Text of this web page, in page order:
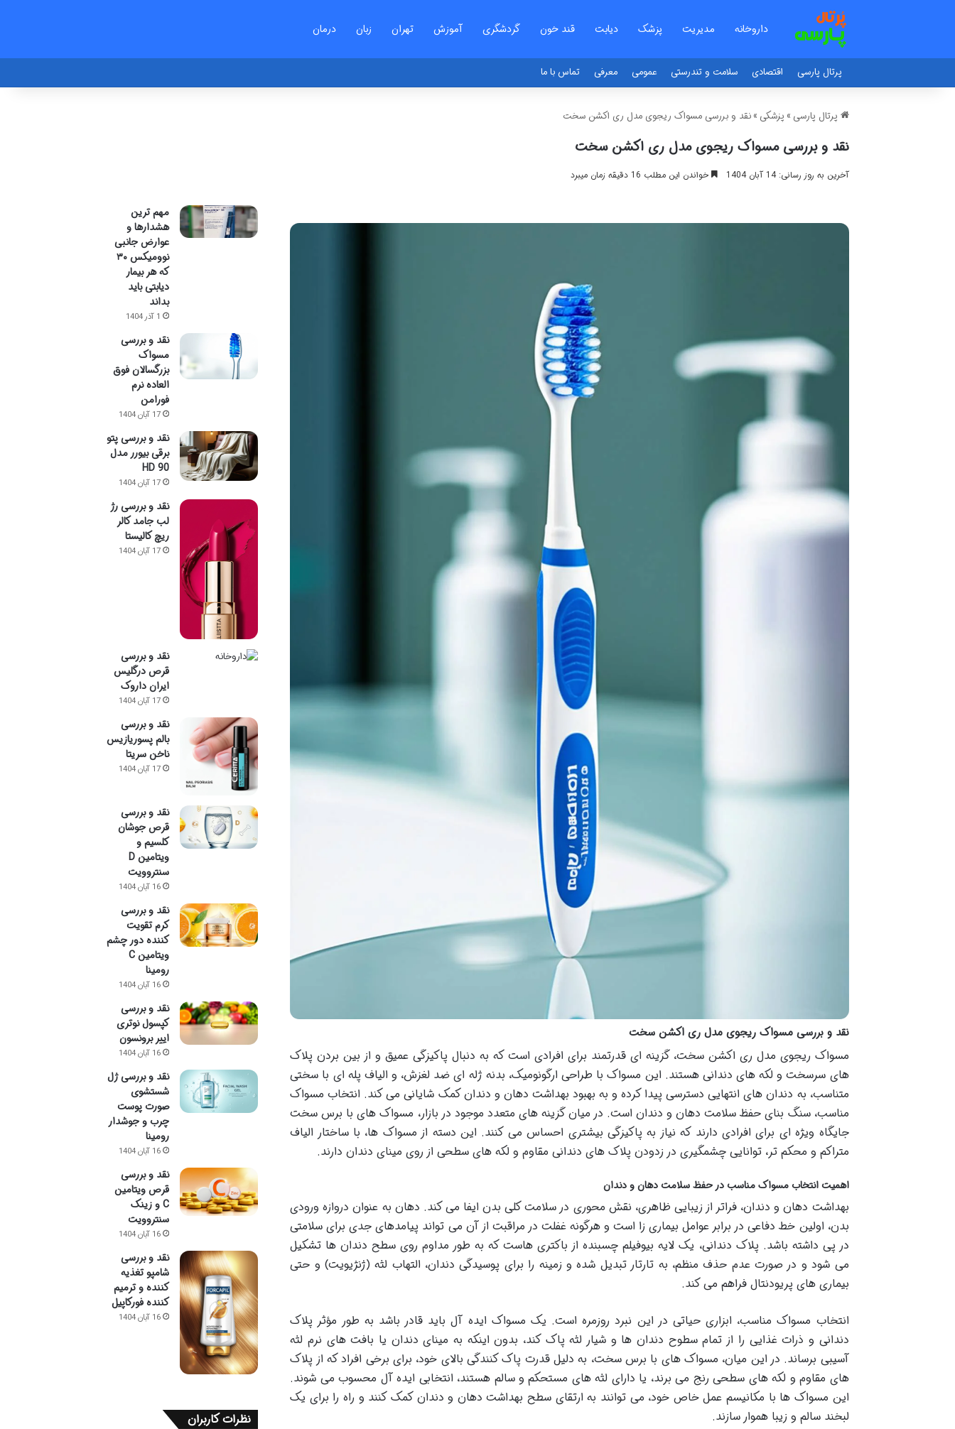
داروخانه مدیریت پزشک دیابت قند خون گردشگری آموزش تهران زبان درمان
پرتال پارسی اقتصادی سلامت و تندرستی عمومی معرفی تماس با ما
پرتال پارسی » پزشکی » نقد و بررسی مسواک ریجوی مدل ری اکشن سخت
نقد و بررسی مسواک ریجوی مدل ری اکشن سخت
آخرین به روز رسانی: 14 آبان 1404 خواندن این مطلب 16 دقیقه زمان میبرد
نقد و بررسی مسواک ریجوی مدل ری اکشن سخت
مسواک ریجوی مدل ری اکشن سخت، گزینه ای قدرتمند برای افرادی است که به دنبال پاکیزگی عمیق و از بین بردن پلاک
های سرسخت و لکه های دندانی هستند. این مسواک با طراحی ارگونومیک، بدنه ژله ای ضد لغزش، و الیاف پله ای با سختی
متناسب، به دندان های انتهایی دسترسی پیدا کرده و به بهبود بهداشت دهان و دندان کمک شایانی می کند. انتخاب مسواک
مناسب، سنگ بنای حفظ سلامت دهان و دندان است. در میان گزینه های متعدد موجود در بازار، مسواک های با برس سخت
جایگاه ویژه ای برای افرادی دارند که نیاز به پاکیزگی بیشتری احساس می کنند. این دسته از مسواک ها، با ساختار الیاف
متراکم و محکم تر، توانایی چشمگیری در زدودن پلاک های دندانی مقاوم و لکه های سطحی از روی مینای دندان دارند.
اهمیت انتخاب مسواک مناسب در حفظ سلامت دهان و دندان
بهداشت دهان و دندان، فراتر از زیبایی ظاهری، نقش محوری در سلامت کلی بدن ایفا می کند. دهان به عنوان دروازه ورودی
بدن، اولین خط دفاعی در برابر عوامل بیماری زا است و هرگونه غفلت در مراقبت از آن می تواند پیامدهای جدی برای سلامتی
در پی داشته باشد. پلاک دندانی، یک لایه بیوفیلم چسبنده از باکتری هاست که به طور مداوم روی سطح دندان ها تشکیل
می شود و در صورت عدم حذف منظم، به تارتار تبدیل شده و زمینه را برای پوسیدگی دندان، التهاب لثه (ژنژیویت) و حتی
بیماری های پریودنتال فراهم می کند.
انتخاب مسواک مناسب، ابزاری حیاتی در این نبرد روزمره است. یک مسواک ایده آل باید قادر باشد به طور مؤثر پلاک
دندانی و ذرات غذایی را از تمام سطوح دندان ها و شیار لثه پاک کند، بدون اینکه به مینای دندان یا بافت های نرم لثه
آسیبی برساند. در این میان، مسواک های با برس سخت، به دلیل قدرت پاک کنندگی بالای خود، برای برخی افراد که از پلاک
های مقاوم و لکه های سطحی رنج می برند، یا دارای لثه های مستحکم و سالم هستند، انتخابی ایده آل محسوب می شوند.
این مسواک ها با مکانیسم عمل خاص خود، می توانند به ارتقای سطح بهداشت دهان و دندان کمک کنند و راه را برای یک
لبخند سالم و زیبا هموار سازند.
مهم ترین
هشدارها و
عوارض جانبی
نوومیکس ۳۰
که هر بیمار
دیابتی باید
بداند
1 آذر 1404
نقد و بررسی
مسواک
بزرگسالان فوق
العاده نرم
فورامن
17 آبان 1404
نقد و بررسی پتو
برقی بیورر مدل
HD 90
17 آبان 1404
نقد و بررسی رژ
لب جامد کالر
ریچ کالیستا
17 آبان 1404
نقد و بررسی
قرص درگلیس
ایران داروک
17 آبان 1404
نقد و بررسی
بالم پسوریازیس
ناخن سریتا
17 آبان 1404
نقد و بررسی
قرص جوشان
کلسیم و
ویتامین D
سنتروویت
16 آبان 1404
نقد و بررسی
کرم تقویت
کننده دور چشم
ویتامین C
رومینا
16 آبان 1404
نقد و بررسی
کپسول نوتری
اییر برونسون
16 آبان 1404
نقد و بررسی ژل
شستشوی
صورت پوست
چرب و جوشدار
رومینا
16 آبان 1404
نقد و بررسی
قرص ویتامین
C و زینک
سنتروویت
16 آبان 1404
نقد و بررسی
شامپو تغذیه
کننده و ترمیم
کننده فورکاپیل
16 آبان 1404
نظرات کاربران